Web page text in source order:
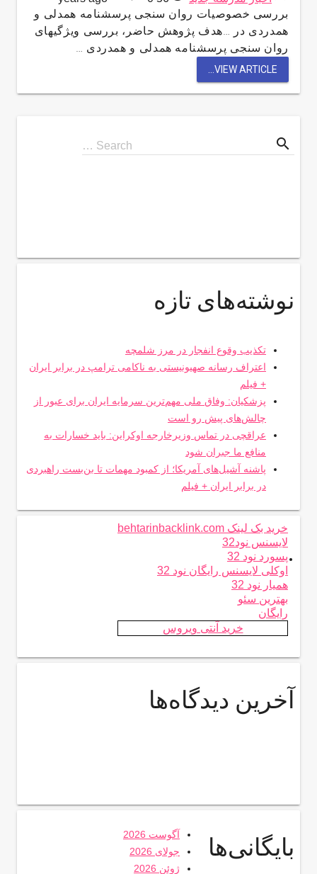
بررسی خصوصیات روان سنجی پرسشنامه همدلی و
همدردی در …هدف پژوهش حاضر، بررسی ویژگی­های
روان­ سنجی پرسشنامه همدلی و همدردی …
VIEW ARTICLE...
Search
for
Search … search
نوشته‌های تازه
تکذیب وقوع انفجار در مرز شلمچه
اعتراف رسانه صهیونیستی به ناکامی ترامپ در برابر ایران
+ فیلم
پزشکیان: وفاق ملی مهم‌ترین سرمایه ایران برای عبور از
چالش‌های پیش رو است
عراقچی در تماس وزیرخارجه اوکراین: باید خسارات به
منافع ما جبران شود
پاشنه آشیل‌های آمریکا؛ از کمبود مهمات تا بن‌بست راهبردی
در برابر ایران + فیلم
.
خرید بک لینک behtarinbacklink.com
لایسنس نود32
پسورد نود 32
اوکلی لایسنس رایگان نود 32
همیار نود 32
بهترین سئو
رایگان
خرید آنتی ویروس
آخرین دیدگاه‌ها
بایگانی‌ها
آگوست 2026
جولای 2026
ژوئن 2026